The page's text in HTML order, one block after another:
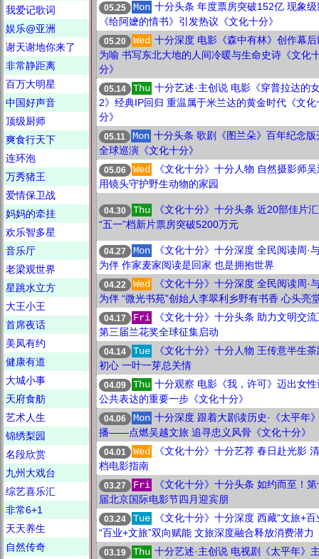
我爱记歌词
娱乐@亚洲
谢天谢地你来了
非常静距离
百万大明星
中国好声音
顶级厨师
爽食行天下
连环泡
万秀猪王
爱情保卫战
妈妈的牵挂
欢乐智多星
音乐厅
老梁观世界
星跳水立方
大王小王
首席夜话
美凤有约
健康有道
大城小事
天府食舫
艺术人生
锦绣梨园
名段欣赏
九州大戏台
综艺喜乐汇
非常6+1
天天养生
自然传奇
05.25 Mon 十分头条 年度票房突破152亿 现象级
《给阿嬷的情书》引发热议《文化十分》
05.20 Wed 十分深度 电影《森中有林》创作幕后
为喻 书写东北大地的人间冷暖与生命史诗《文化
分》
05.14 Thu 十分艺述·主创说 电影《穿普拉达的
2》经典IP回归 重温属于米兰达的黄金时代《文化
分》
05.11 Mon 十分头条 歌剧《图兰朵》百年纪念版
全球巡演《文化十分》
05.06 Wed
《文化十分》十分人物 自然摄影师
用镜头守护野生动物的家园
04.30 Thu
《文化十分》十分头条 近20部佳片
“五一”档新片票房突破5200万元
04.27 Mon
《文化十分》十分深度 全民阅读周·
为伴 作家麦家阅读是回家 也是拥抱世界
04.22 Wed
《文化十分》十分深度 全民阅读周·
为伴 “微光书苑”创始人李翠利乡野有书香 心头亮
04.17 Fri
《文化十分》十分头条 助力文明交
第三届兰花奖全球征集启动
04.14 Tue
《文化十分》十分人物 王传意半生
初心 一叶一芽总关情
04.09 Thu 十分观察 电影《我，许可》迈出女性
公共表达的重要一步《文化十分》
04.06 Mon 十分深度 跟着大剧读历史·《太平年
播——点燃吴越文旅 追寻忠义风骨《文化十分》
04.01 Wed
《文化十分》十分艺荐 春日赴光影
档电影指南
03.27 Fri
《文化十分》十分头条 如约而至！
届北京国际电影节四月迎宾朋
03.24 Tue
《文化十分》十分深度 西藏“文旅+百
“百业+文旅”双向赋能 文旅深度融合释放消费潜力
03.19 Thu 十分艺述·主创说 电视剧《太平年》